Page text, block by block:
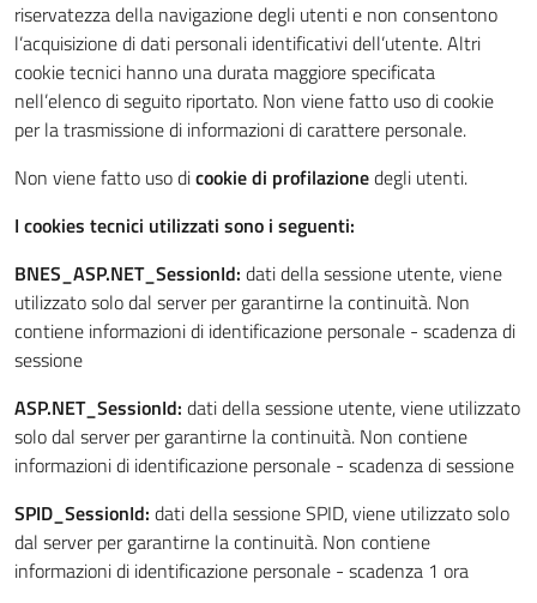
riservatezza della navigazione degli utenti e non consentono
l’acquisizione di dati personali identificativi dell’utente. Altri
cookie tecnici hanno una durata maggiore specificata
nell’elenco di seguito riportato. Non viene fatto uso di cookie
per la trasmissione di informazioni di carattere personale.
Non viene fatto uso dicookie di profilazionedegli utenti.
I cookies tecnici utilizzati sono i seguenti:
BNES_ASP.NET_SessionId: dati della sessione utente, viene
utilizzato solo dal server per garantirne la continuità. Non
contiene informazioni di identificazione personale - scadenza di
sessione
ASP.NET_SessionId: dati della sessione utente, viene utilizzato
solo dal server per garantirne la continuità. Non contiene
informazioni di identificazione personale - scadenza di sessione
SPID_SessionId: dati della sessione SPID, viene utilizzato solo
dal server per garantirne la continuità. Non contiene
informazioni di identificazione personale - scadenza 1 ora